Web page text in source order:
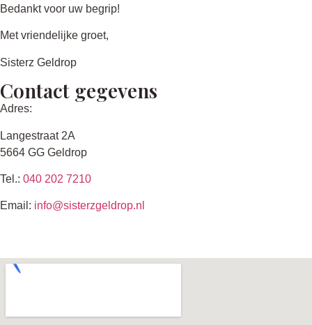
Bedankt voor uw begrip!
Met vriendelijke groet,
Sisterz Geldrop
Contact gegevens
Adres:
Langestraat 2A
5664 GG Geldrop
Tel.: 040 202 7210
Email: info@sisterzgeldrop.nl